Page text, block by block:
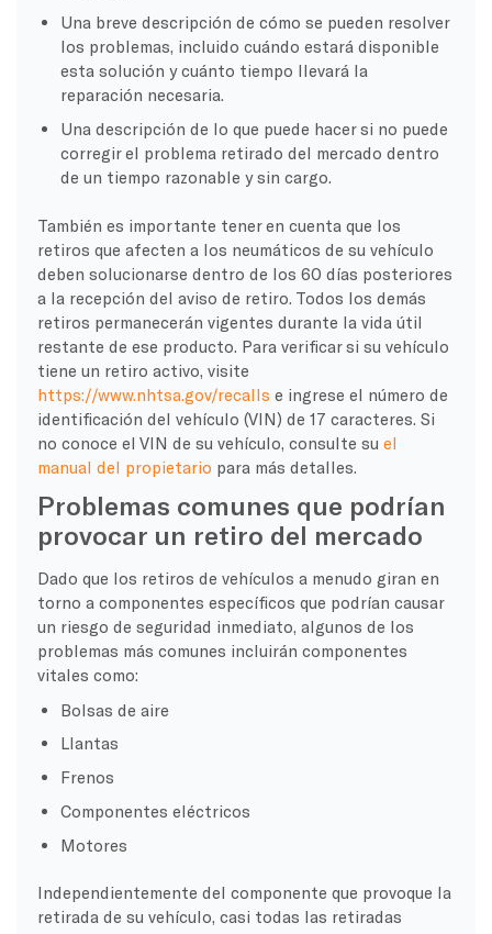
Una breve descripción de cómo se pueden resolver
los problemas, incluido cuándo estará disponible
esta solución y cuánto tiempo llevará la
reparación necesaria.
Una descripción de lo que puede hacer si no puede
corregir el problema retirado del mercado dentro
de un tiempo razonable y sin cargo.
También es importante tener en cuenta que los
retiros que afecten a los neumáticos de su vehículo
deben solucionarse dentro de los 60 días posteriores
a la recepción del aviso de retiro. Todos los demás
retiros permanecerán vigentes durante la vida útil
restante de ese producto. Para verificar si su vehículo
tiene un retiro activo, visite
https://www.nhtsa.gov/recalls e ingrese el número de
identificación del vehículo (VIN) de 17 caracteres. Si
no conoce el VIN de su vehículo, consulte su el
manual del propietario para más detalles.
Problemas comunes que podrían
provocar un retiro del mercado
Dado que los retiros de vehículos a menudo giran en
torno a componentes específicos que podrían causar
un riesgo de seguridad inmediato, algunos de los
problemas más comunes incluirán componentes
vitales como:
Bolsas de aire
Llantas
Frenos
Componentes eléctricos
Motores
Independientemente del componente que provoque la
retirada de su vehículo, casi todas las retiradas